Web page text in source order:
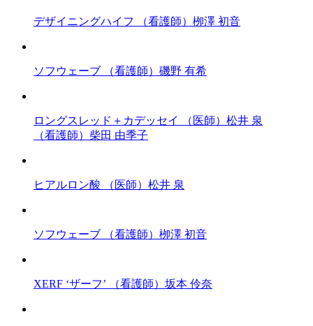
デザイニングハイフ （看護師）栁澤 初音
ソフウェーブ （看護師）磯野 有希
ロングスレッド＋カデッセイ
（医師）松井 泉
（看護師）柴田 由季子
ヒアルロン酸 （医師）松井 泉
ソフウェーブ （看護師）栁澤 初音
XERF ‘ザーフ’ （看護師）坂本 伶奈